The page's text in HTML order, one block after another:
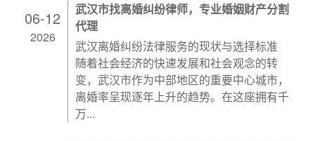
06-12
2026
武汉市找离婚纠纷律师，专业婚姻财产分割
代理
武汉离婚纠纷法律服务的现状与选择标准
随着社会经济的快速发展和社会观念的转
变，武汉市作为中部地区的重要中心城市，
离婚率呈现逐年上升的趋势。在这座拥有千
万...